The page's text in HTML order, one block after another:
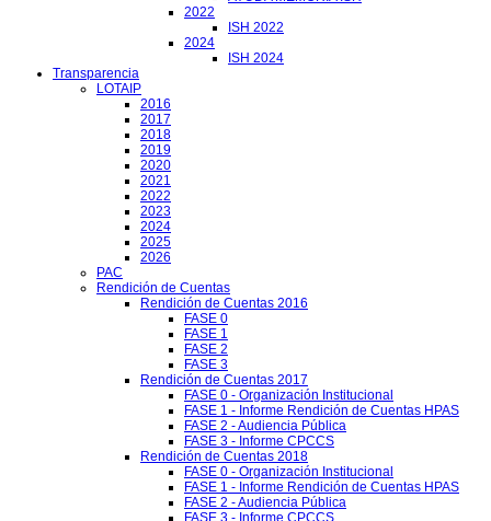
2022
ISH 2022
2024
ISH 2024
Transparencia
LOTAIP
2016
2017
2018
2019
2020
2021
2022
2023
2024
2025
2026
PAC
Rendición de Cuentas
Rendición de Cuentas 2016
FASE 0
FASE 1
FASE 2
FASE 3
Rendición de Cuentas 2017
FASE 0 - Organización Institucional
FASE 1 - Informe Rendición de Cuentas HPAS
FASE 2 - Audiencia Pública
FASE 3 - Informe CPCCS
Rendición de Cuentas 2018
FASE 0 - Organización Institucional
FASE 1 - Informe Rendición de Cuentas HPAS
FASE 2 - Audiencia Pública
FASE 3 - Informe CPCCS